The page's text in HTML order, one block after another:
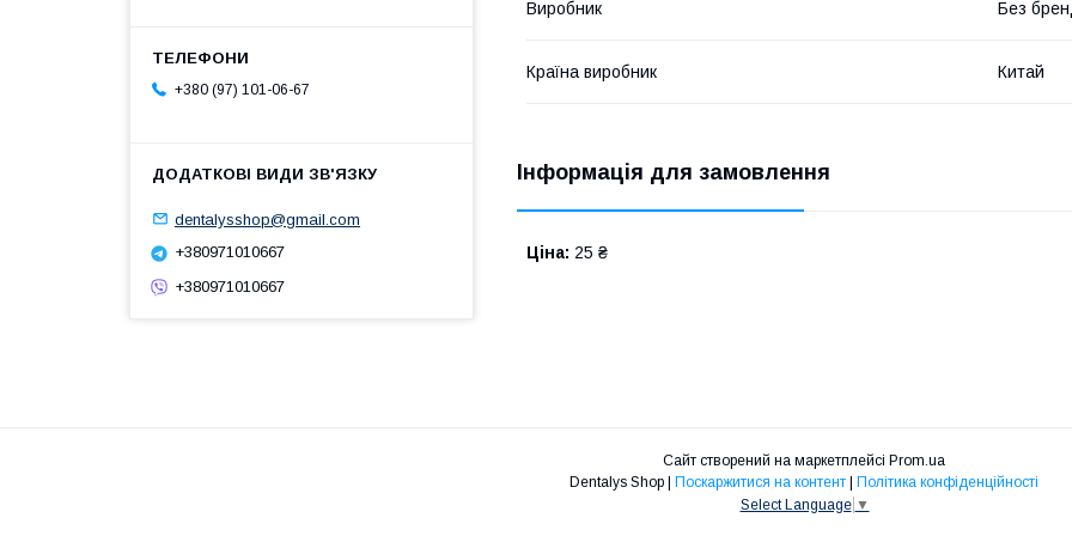
Виробник Без
Країна виробник Китай
Інформація для замовлення
Ціна: 25 ₴
+380 (97) 101-06-67
dentalysshop@gmail.com
+380971010667
+380971010667
Сайт створений на маркетплейсі Prom.ua
Поскаржитися на контент
Політика конфіденційності
Select Language ▼